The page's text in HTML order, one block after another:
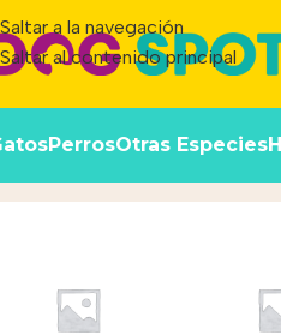
Saltar a la navegación
Saltar al contenido principal
PerrosOtras Especies
Todas las razas